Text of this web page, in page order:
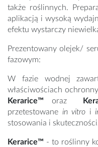
także roślinnych.
aplikacją i wysoką
efektu wystarczy
Prezentowany olejek/
fazowym:
W fazie wodnej
właściwościach
Kerarice™ oraz
przetestowane in vitro i
stosowania i
Kerarice™ - to roślinny